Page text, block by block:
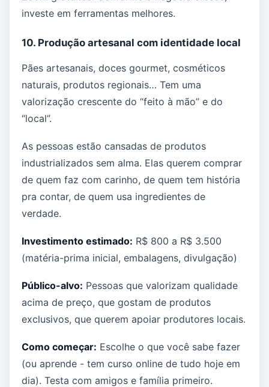
investe em ferramentas melhores.
10. Produção artesanal com identidade local
Pães artesanais, doces gourmet, cosméticos
naturais, produtos regionais… Tem uma
valorização crescente do “feito à mão” e do
“local”.
As pessoas estão cansadas de produtos
industrializados sem alma. Elas querem comprar
de quem faz com carinho, de quem tem história
pra contar, de quem usa ingredientes de
verdade.
Investimento estimado: R$ 800 a R$ 3.500
(matéria-prima inicial, embalagens, divulgação)
Público-alvo: Pessoas que valorizam qualidade
acima de preço, que gostam de produtos
exclusivos, que querem apoiar produtores locais.
Como começar: Escolhe o que você sabe fazer
(ou aprende - tem curso online de tudo hoje em
dia). Testa com amigos e família primeiro.